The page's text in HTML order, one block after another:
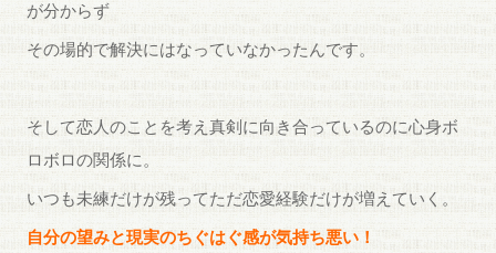
が分からず
その場的で解決にはなっていなかったんです。
そして恋人のことを考え真剣に向き合っているのに心身ボ
ロボロの関係に。
いつも未練だけが残ってただ恋愛経験だけが増えていく。
自分の望みと現実のちぐはぐ感が気持ち悪い！